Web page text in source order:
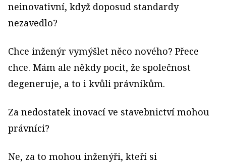
neinovativní, když doposud standardy
nezavedlo?
Chce inženýr vymýšlet něco nového? Přece
chce. Mám ale někdy pocit, že společnost
degeneruje, a to i kvůli právníkům.
Za nedostatek inovací ve stavebnictví mohou
právníci?
Ne, za to mohou inženýři, kteří si